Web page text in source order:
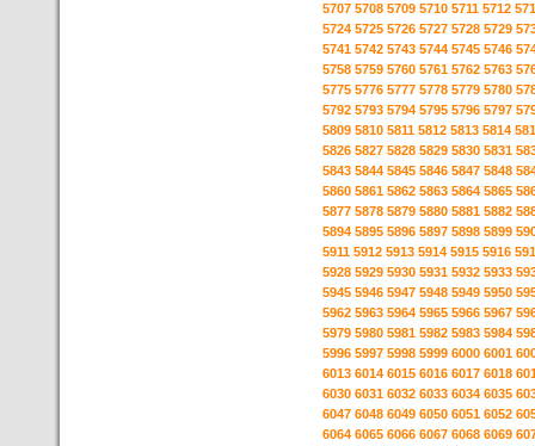
5707 5708 5709 5710 5711 5712
5724 5725 5726 5727 5728 5729
5741 5742 5743 5744 5745 5746
5758 5759 5760 5761 5762 5763
5775 5776 5777 5778 5779 5780
5792 5793 5794 5795 5796 5797
5809 5810 5811 5812 5813 5814
5826 5827 5828 5829 5830 5831
5843 5844 5845 5846 5847 5848
5860 5861 5862 5863 5864 5865
5877 5878 5879 5880 5881 5882
5894 5895 5896 5897 5898 5899
5911 5912 5913 5914 5915 5916
5928 5929 5930 5931 5932 5933
5945 5946 5947 5948 5949 5950
5962 5963 5964 5965 5966 5967
5979 5980 5981 5982 5983 5984
5996 5997 5998 5999 6000 6001
6013 6014 6015 6016 6017 6018
6030 6031 6032 6033 6034 6035
6047 6048 6049 6050 6051 6052
6064 6065 6066 6067 6068 6069